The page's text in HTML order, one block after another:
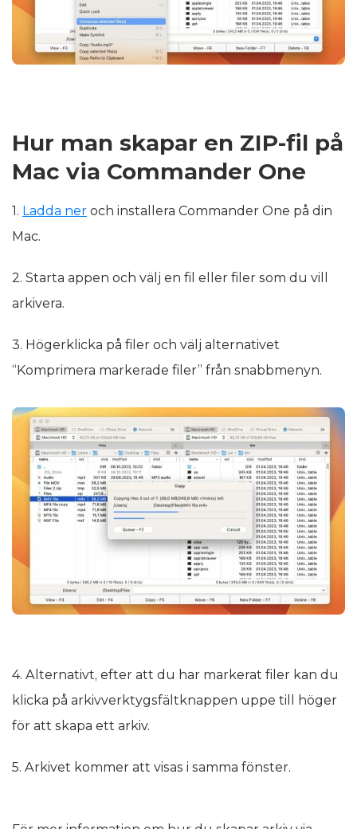
Hur man skapar en ZIP-fil på
Mac via Commander One
1. Ladda ner och installera Commander One på din
Mac.
2. Starta appen och välj en fil eller filer som du vill
arkivera.
3. Högerklicka på filer och välj alternativet
“Komprimera markerade filer” från snabbmenyn.
4. Alternativt, efter att du har markerat filer kan du
klicka på arkivverktygsfältknappen uppe till höger
för att skapa ett arkiv.
5. Arkivet kommer att visas i samma fönster.